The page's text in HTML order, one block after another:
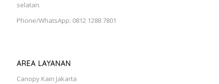
selatan.
Phone/WhatsApp: 0812 1288 7801
AREA LAYANAN
Canopy Kain Jakarta